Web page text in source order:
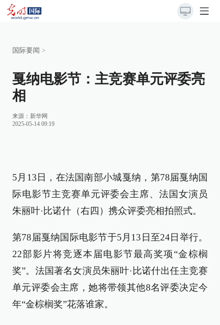
国际要闻 >
戛纳电影节：主竞赛单元评委亮
相
来源： 新华网
2025-05-14 09:19
5月13日，在法国南部小城戛纳，第78届戛纳国
际电影节主竞赛单元评委会主席、法国女演员
朱丽叶·比诺什（右四）携众评委亮相拍照式。
第78届戛纳国际电影节于5月13日至24日举行。
22部影片将竞逐本届电影节最高奖项“金棕榈
奖”。法国著名女演员朱丽叶·比诺什出任主竞赛
单元评委会主席，她将带领其他8名评委决定今
年“金棕榈奖”花落谁家。